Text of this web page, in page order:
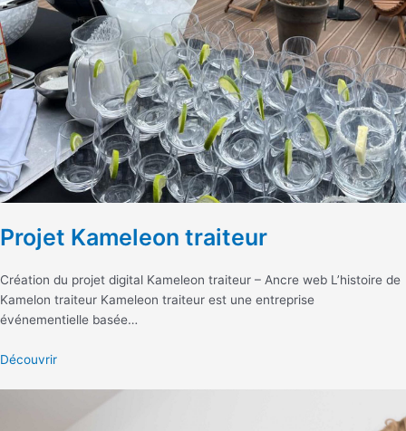
Projet Kameleon traiteur
Création du projet digital Kameleon traiteur – Ancre web L’histoire de
Kamelon traiteur Kameleon traiteur est une entreprise
événementielle basée…
Découvrir